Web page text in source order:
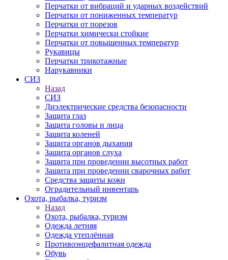
Перчатки от вибраций и ударных воздействий
Перчатки от пониженных температур
Перчатки от порезов
Перчатки химически стойкие
Перчатки от повышенных температур
Рукавицы
Перчатки трикотажные
Нарукавники
СИЗ
Назад
СИЗ
Диэлектрические средства безопасности
Защита глаз
Защита головы и лица
Защита коленей
Защита органов дыхания
Защита органов слуха
Защита при проведении высотных работ
Защита при проведении сварочных работ
Средства защиты кожи
Оградительный инвентарь
Охота, рыбалка, туризм
Назад
Охота, рыбалка, туризм
Одежда летняя
Одежда утеплённая
Противоэнцефалитная одежда
Обувь